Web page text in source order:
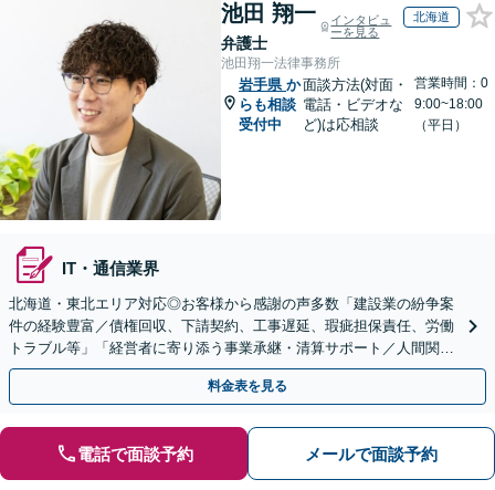
池田 翔一
弁護士
インタビュ
ーを見る
北海道
池田翔一法律事務所
岩手県 か
らも相談
受付中
面談方法(対面・
電話・ビデオな
ど)は応相談
営業時間：0
9:00~18:00
（平日）
IT・通信業界
北海道・東北エリア対応◎お客様から感謝の声多数「建設業の紛争案
件の経験豊富／債権回収、下請契約、工事遅延、瑕疵担保責任、労働
トラブル等」「経営者に寄り添う事業承継・清算サポート／人間関係
を含め総合的アドバイス」顧問契約／WEB面談／夜間相談
料金表を見る
電話で面談予約 メールで面談予約